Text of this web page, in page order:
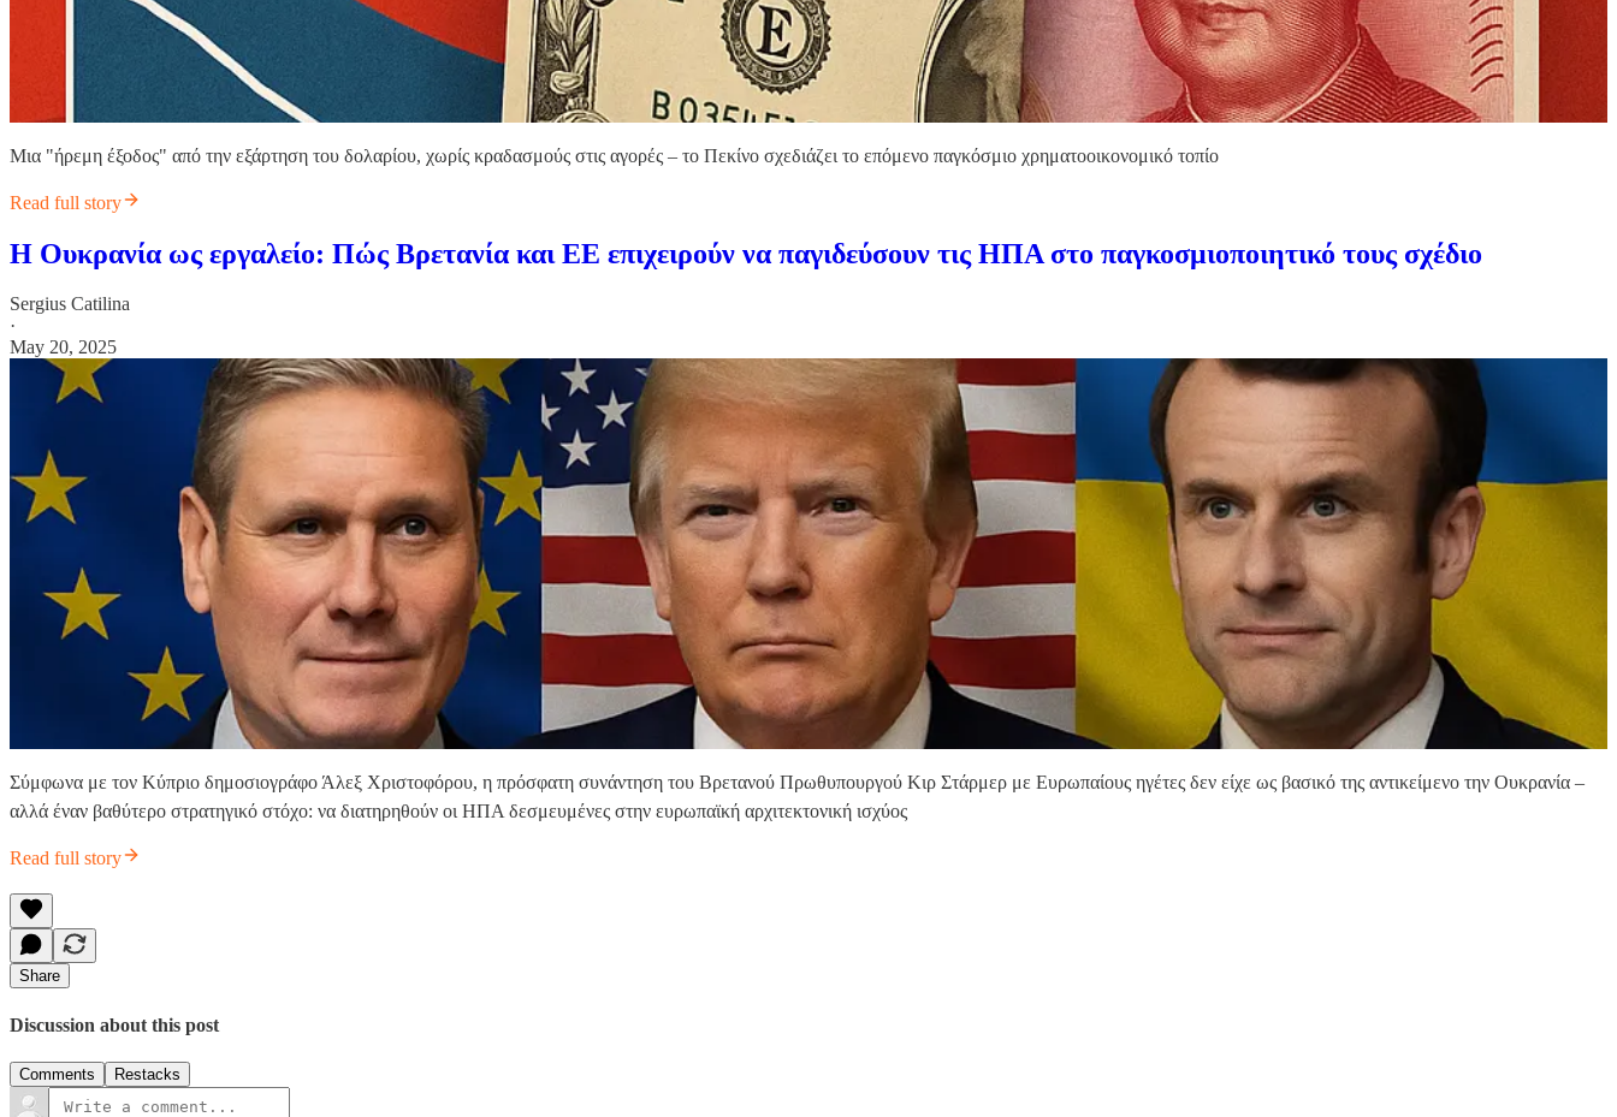
Μια "ήρεμη έξοδος" από την εξάρτηση του δολαρίου, χωρίς κραδασμούς στις αγορές – το Πεκίνο σχεδιάζει το επόμενο παγκόσμιο χρηματοοικονομικό τοπίο
Read full story
Η Ουκρανία ως εργαλείο: Πώς Βρετανία και ΕΕ επιχειρούν να παγιδεύσουν τις ΗΠΑ στο παγκοσμιοποιητικό τους σχέδιο
Sergius Catilina
·
May 20, 2025
Σύμφωνα με τον Κύπριο δημοσιογράφο Άλεξ Χριστοφόρου, η πρόσφατη συνάντηση του Βρετανού Πρωθυπουργού Κιρ Στάρμερ με Ευρωπαίους ηγέτες δεν είχε ως βασικό της αντικείμενο την Ουκρανία –
αλλά έναν βαθύτερο στρατηγικό στόχο: να διατηρηθούν οι ΗΠΑ δεσμευμένες στην ευρωπαϊκή αρχιτεκτονική ισχύος
Read full story
Share
Discussion about this post
Comments Restacks